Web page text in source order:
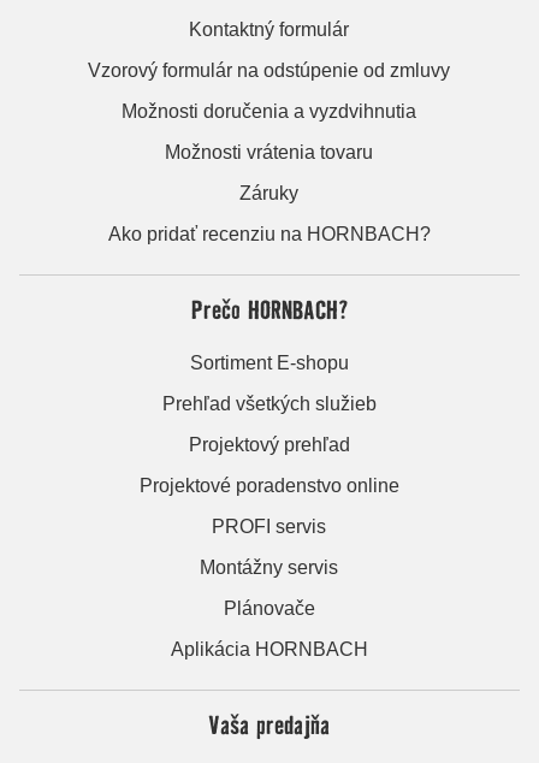
Kontaktný formulár
Vzorový formulár na odstúpenie od zmluvy
Možnosti doručenia a vyzdvihnutia
Možnosti vrátenia tovaru
Záruky
Ako pridať recenziu na HORNBACH?
Prečo HORNBACH?
Sortiment E-shopu
Prehľad všetkých služieb
Projektový prehľad
Projektové poradenstvo online
PROFI servis
Montážny servis
Plánovače
Aplikácia HORNBACH
Vaša predajňa